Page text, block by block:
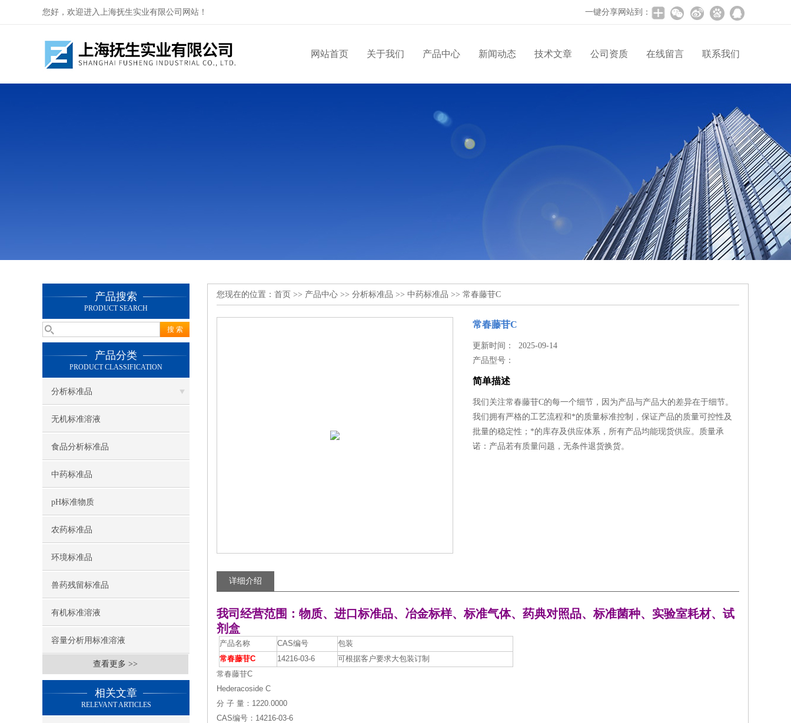
您好，欢迎进入上海抚生实业有限公司网站！ 一键分享网站到：
网站首页 关于我们 产品中心 新闻动态 技术文章 公司资质 在线留言 联系我们
产品搜索
PRODUCT SEARCH
产品分类
PRODUCT CLASSIFICATION
分析标准品
无机标准溶液
食品分析标准品
中药标准品
pH标准物质
农药标准品
环境标准品
兽药残留标准品
有机标准溶液
容量分析用标准溶液
查看更多 >>
相关文章
RELEVANT ARTICLES
您现在的位置： 首页 >> 产品中心 >> 分析标准品 >> 中药标准品 >> 常春藤苷C
常春藤苷C
更新时间： 2025-09-14
产品型号：
简单描述
我们关注常春藤苷C的每一个细节，因为产品与产品大的差异在于细节。
我们拥有严格的工艺流程和*的质量标准控制，保证产品的质量可控性及
批量的稳定性；*的库存及供应体系，所有产品均能现货供应。质量承
诺：产品若有质量问题，无条件退货换货。
详细介绍
我司经营范围：物质、进口标准品、冶金标样、标准气体、药典对照品、标准菌种、实验室耗材、试
剂盒
产品名称 CAS编号
包装
常春藤苷C
14216-03-6
可根据客户要求大包装订制
常春藤苷C
Hederacoside C
分 子 量：1220.0000
CAS编号：14216-03-6